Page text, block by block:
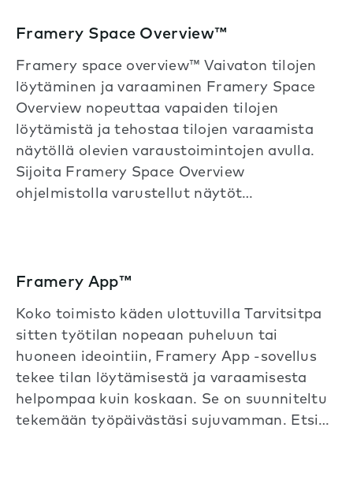
Framery Space Overview™
Framery space overview™ Vaivaton tilojen
löytäminen ja varaaminen Framery Space
Overview nopeuttaa vapaiden tilojen
löytämistä ja tehostaa tilojen varaamista
näytöllä olevien varaustoimintojen avulla.
Sijoita Framery Space Overview
ohjelmistolla varustellut näytöt…
Framery App™
Koko toimisto käden ulottuvilla Tarvitsitpa
sitten työtilan nopeaan puheluun tai
huoneen ideointiin, Framery App -sovellus
tekee tilan löytämisestä ja varaamisesta
helpompaa kuin koskaan. Se on suunniteltu
tekemään työpäivästäsi sujuvamman. Etsi…